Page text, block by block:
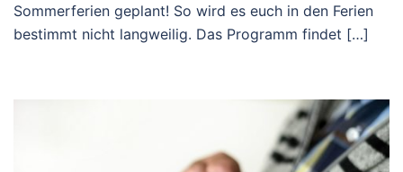
Sommerferien geplant! So wird es euch in den Ferien
bestimmt nicht langweilig. Das Programm findet […]